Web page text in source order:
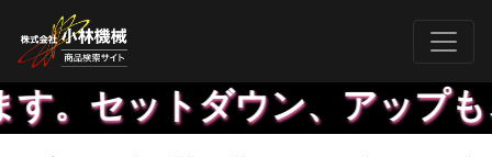
ットダウン、アップも、